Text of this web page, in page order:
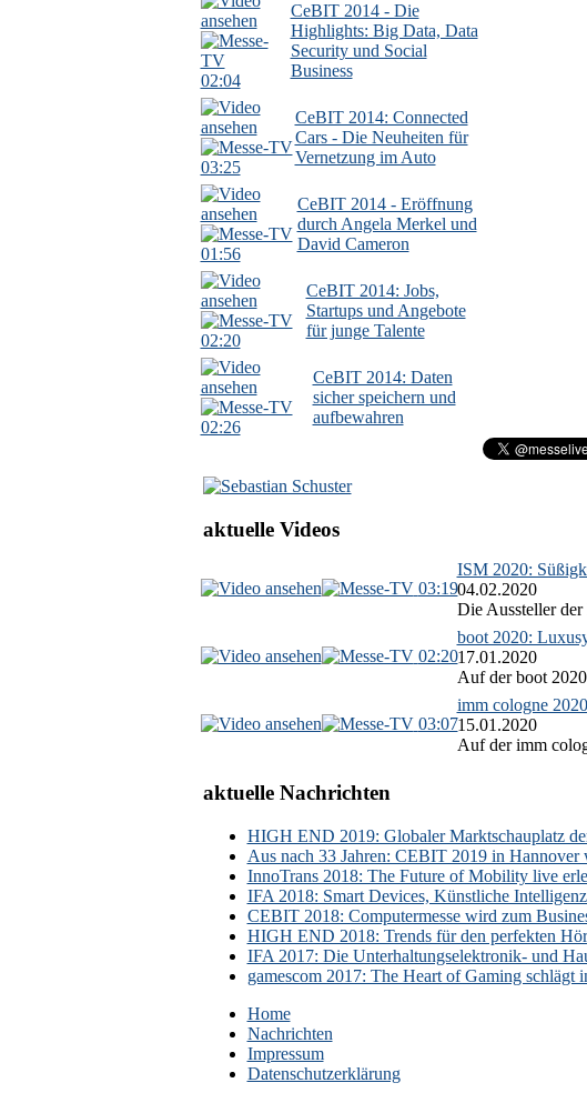
02:04
CeBIT 2014 - Die
Highlights: Big Data, Data
Security und Social
Business
03:25
CeBIT 2014: Connected
Cars - Die Neuheiten für
Vernetzung im Auto
01:56
CeBIT 2014 - Eröffnung
durch Angela Merkel und
David Cameron
02:20
CeBIT 2014: Jobs,
Startups und Angebote
für junge Talente
02:26
CeBIT 2014: Daten
sicher speichern und
aufbewahren
aktuelle Videos
03:19
ISM 2020:
04.02.2020
Die Aussteller
02:20
boot 2020:
17.01.2020
Auf der boot
03:07
imm cologne
15.01.2020
Auf der imm
aktuelle Nachrichten
HIGH END 2019: Globaler Marktschauplatz
Aus nach 33 Jahren: CEBIT 2019 in Hannover
InnoTrans 2018: The Future of Mobility live
IFA 2018: Smart Devices, Künstliche
CEBIT 2018: Computermesse wird zum
HIGH END 2018: Trends für den perfekten
IFA 2017: Die Unterhaltungselektronik- und
gamescom 2017: The Heart of Gaming schlägt
Home
Nachrichten
Impressum
Datenschutzerklärung